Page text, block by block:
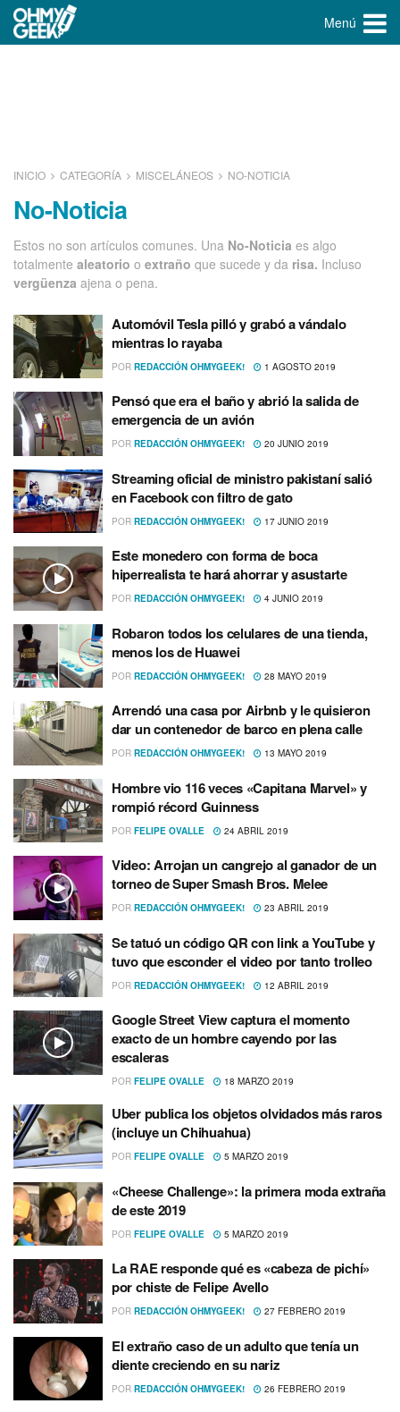
Menú
INICIO CATEGORÍA MISCELÁNEOS NO-NOTICIA
No-Noticia
Estos no son artí­culos comunes. Una No-Noticia es algo
totalmente aleatorio o extraño que sucede y da risa. Incluso
vergüenza ajena o pena.
Automóvil Tesla pilló y grabó a vándalo
mientras lo rayaba
POR REDACCIÓN OHMYGEEK! 1 AGOSTO 2019
Pensó que era el baño y abrió la salida de
emergencia de un avión
POR REDACCIÓN OHMYGEEK! 20 JUNIO 2019
Streaming oficial de ministro pakistaní­ salió
en Facebook con filtro de gato
POR REDACCIÓN OHMYGEEK! 17 JUNIO 2019
Este monedero con forma de boca
hiperrealista te hará ahorrar y asustarte
POR REDACCIÓN OHMYGEEK! 4 JUNIO 2019
Robaron todos los celulares de una tienda,
menos los de Huawei
POR REDACCIÓN OHMYGEEK! 28 MAYO 2019
Arrendó una casa por Airbnb y le quisieron
dar un contenedor de barco en plena calle
POR REDACCIÓN OHMYGEEK! 13 MAYO 2019
Hombre vio 116 veces «Capitana Marvel» y
rompió récord Guinness
POR FELIPE OVALLE 24 ABRIL 2019
Video: Arrojan un cangrejo al ganador de un
torneo de Super Smash Bros. Melee
POR REDACCIÓN OHMYGEEK! 23 ABRIL 2019
Se tatuó un código QR con link a YouTube y
tuvo que esconder el video por tanto trolleo
POR REDACCIÓN OHMYGEEK! 12 ABRIL 2019
Google Street View captura el momento
exacto de un hombre cayendo por las
escaleras
POR FELIPE OVALLE 18 MARZO 2019
Uber publica los objetos olvidados más raros
(incluye un Chihuahua)
POR FELIPE OVALLE 5 MARZO 2019
«Cheese Challenge»: la primera moda extraña
de este 2019
POR FELIPE OVALLE 5 MARZO 2019
La RAE responde qué es «cabeza de pichí­»
por chiste de Felipe Avello
POR REDACCIÓN OHMYGEEK! 27 FEBRERO 2019
El extraño caso de un adulto que tení­a un
diente creciendo en su nariz
POR REDACCIÓN OHMYGEEK! 26 FEBRERO 2019